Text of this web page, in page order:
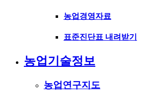
농업경영자료
표준진단표 내려받기
농업기술정보
농업연구지도